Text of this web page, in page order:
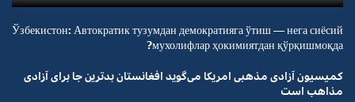
Ўзбекистон: Автократик тузумдан демократияга ўтиш — нега сиёсий
мухолифлар ҳокимиятдан қўрқишмоқда?
کمیسیون آزادی مذهبی امریکا می‌گوید افغانستان بدترین جا برای آزادی
مذاهب است